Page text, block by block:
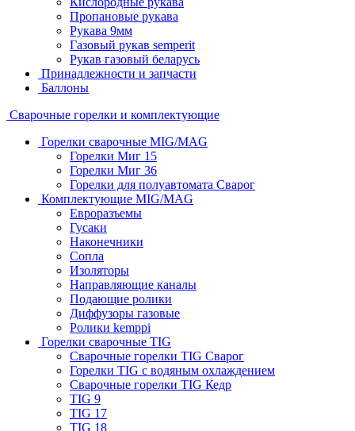
Пропановые рукава
Рукава 9мм
Газовый рукав semperit
Рукав газовый беларусь
Принадлежности и запчасти
Баллоны
Сварочные горелки и комплектующие
Горелки сварочные MIG/MAG
Горелки Миг 15
Горелки Миг 36
Горелки для полуавтомата Сварог
Комплектующие MIG/MAG
Евроразъемы
Гусаки
Наконечники
Сопла
Изоляторы
Направляющие каналы
Подающие ролики
Диффузоры газовые
Ролики kemppi
Горелки сварочные TIG
Сварочные горелки TIG Сварог
Горелки TIG с водяным охлаждением
Сварочные горелки TIG Кедр
TIG 9
TIG 17
TIG 18